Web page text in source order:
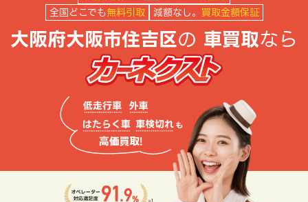
全国どこでも 無料引取 減額なし。 買取金額保証
大阪府大阪市住吉区の 車買取なら